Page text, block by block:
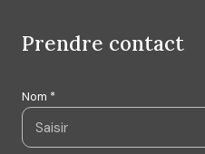
prendre contact
Nom *